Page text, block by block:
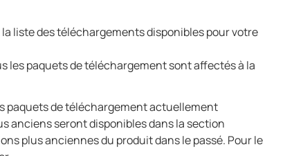
liste des téléchargements disponibles pour votre
les paquets de téléchargement sont affectés à la
paquets de téléchargement actuellement
anciens seront disponibles dans la section
plus anciennes du produit dans le passé. Pour le